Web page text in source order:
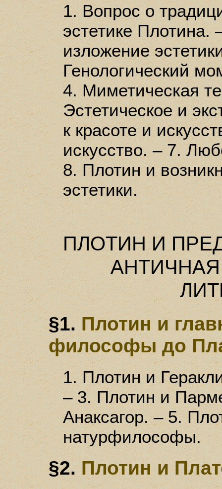
1. Вопрос о
эстетике Плотина.
изложение
Генологический
4. Миметическая
Эстетическое и
к красоте и
искусство. – 7.
8. Плотин и
эстетики.
ПЛОТИН И
§1. Плотин и
философы до
1. Плотин и
– 3. Плотин и
Анаксагор. – 5.
натурфилософы.
§2. Плотин и